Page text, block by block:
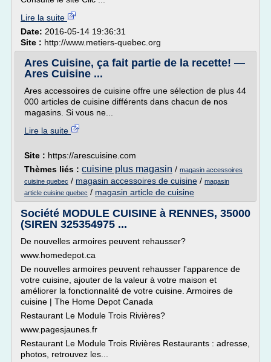
Lire la suite
Date: 2016-05-14 19:36:31
Site : http://www.metiers-quebec.org
Ares Cuisine, ça fait partie de la recette! —
Ares Cuisine ...
Ares accessoires de cuisine offre une sélection de plus 44
000 articles de cuisine différents dans chacun de nos
magasins. Si vous ne...
Lire la suite
Site : https://arescuisine.com
Thèmes liés : cuisine plus magasin / magasin accessoires
cuisine quebec / magasin accessoires de cuisine / magasin
article cuisine quebec / magasin article de cuisine
Société MODULE CUISINE à RENNES, 35000
(SIREN 325354975 ...
De nouvelles armoires peuvent rehausser?
www.homedepot.ca
De nouvelles armoires peuvent rehausser l'apparence de
votre cuisine, ajouter de la valeur à votre maison et
améliorer la fonctionnalité de votre cuisine. Armoires de
cuisine | The Home Depot Canada
Restaurant Le Module Trois Rivières?
www.pagesjaunes.fr
Restaurant Le Module Trois Rivières Restaurants : adresse,
photos, retrouvez les...